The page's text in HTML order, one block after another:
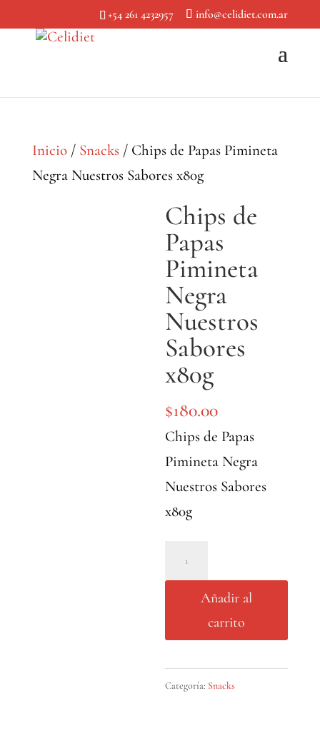
+54 261 4232957 info@celidiet.com.ar
Inicio/ Snacks/ Chips de Papas Pimineta
Negra Nuestros Sabores x80g
Chips de
Papas
Pimineta
Negra
Nuestros
Sabores
x80g
$180.00
Chips de Papas
Pimineta Negra
Nuestros Sabores
x80g
de
Pimineta
Nuestros
Añadir al
carrito
Categoría: Snacks